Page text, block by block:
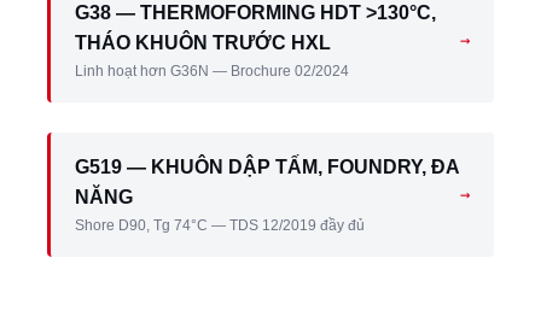
G38 — THERMOFORMING HDT >130°C,
THÁO KHUÔN TRƯỚC HXL
Linh hoạt hơn G36N — Brochure 02/2024
→
G519 — KHUÔN DẬP TẤM, FOUNDRY, ĐA
NĂNG
Shore D90, Tg 74°C — TDS 12/2019 đầy đủ
→